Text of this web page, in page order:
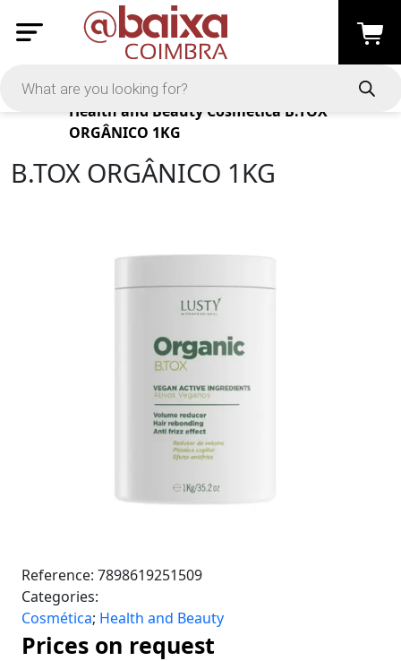
Products
Health and Beauty Cosmética B.TOX
ORGÂNICO 1KG
B.TOX ORGÂNICO 1KG
Reference: 7898619251509
Categories:
Cosmética; Health and Beauty
Prices on request